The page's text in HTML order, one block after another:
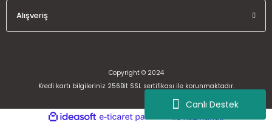
Canlı Destek
Alışveriş
Copyright © 2024
Kredi kartı bilgileriniz 256Bit SSL sertifikası ile korunmaktadır.
ideasoft